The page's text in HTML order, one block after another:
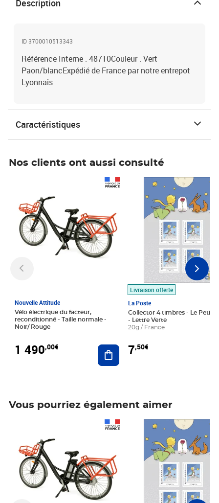
Description
ID 3700010513343
Référence Interne : 48710Couleur : Vert
Paon/blancExpédié de France par notre entrepot
Lyonnais
Caractéristiques
Nos clients ont aussi consulté
Nouvelle Attitude
Vélo électrique du facteur,
reconditionné - Taille normale -
Noir/ Rouge
1 490,00€ Ajouter au panier
Livraison offerte
La Poste
Collector 4 timbres - Le Petit
- Lettre Verte
20g / France
7,50€
Prix 7,50€
Vous pourriez également aimer
Prix 7,50€